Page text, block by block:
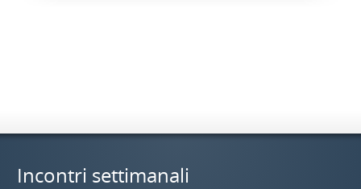
Incontri settimanali